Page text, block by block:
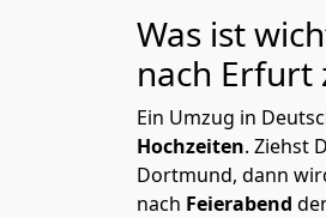
Was ist
nach Erfurt
Ein Umzug in
Hochzeiten. Ziehst
Dortmund, dann
nach Feierabend